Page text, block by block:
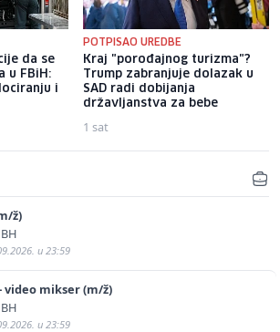
da se
u FBiH:
i
POTPISAO UREDBE
Kraj "porođajnog turizma"?
Trump zabranjuje dolazak u
SAD radi dobijanja
državljanstva za bebe
1 sat
ž)
u 23:59
video mikser (m/ž)
u 23:59